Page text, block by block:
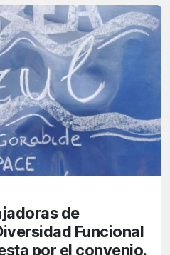
de
Funcional
por el convenio.